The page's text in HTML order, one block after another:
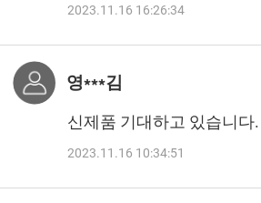
2023.11.16 16:26:34
영***김
신제품 기대하고 있습니다.
2023.11.16 10:34:51